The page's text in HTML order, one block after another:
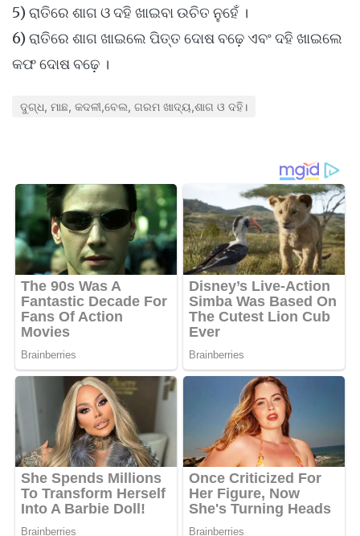
5) ରାତିରେ ଶାଗ ଓ ଦହି ଖାଇବା ଉଚିତ ନୁହେଁ ।
6) ରାତିରେ ଶାଗ ଖାଇଲେ ପିତ୍ତ ଦୋଷ ବଢ଼େ ଏବଂ ଦହି ଖାଇଲେ
କଫ ଦୋଷ ବଢ଼େ ।
ଦୁଗ୍ଧ, ମାଛ, କଦଳୀ,ବେଲ, ଗରମ ଖାଦ୍ୟ,ଶାଗ ଓ ଦହି।